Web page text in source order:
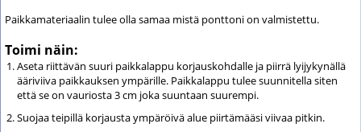
Paikkamateriaalin tulee olla samaa mistä ponttoni on valmistettu.
Toimi näin:
Aseta riittävän suuri paikkalappu korjauskohdalle ja piirrä lyijykynällä
ääriviiva paikkauksen ympärille. Paikkalappu tulee suunnitella siten
että se on vauriosta 3 cm joka suuntaan suurempi.
Suojaa teipillä korjausta ympäröivä alue piirtämääsi viivaa pitkin.